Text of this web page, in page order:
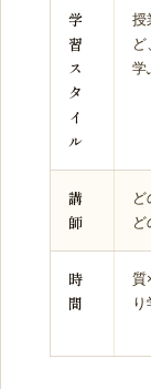
学
習
ス
タ
イ
ル
授
学
講
師
ど
時
間
質
り